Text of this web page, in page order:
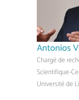
Antonios
Chargé de
Scientifique-
Université de